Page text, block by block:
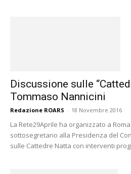
Discussione sulle
Tommaso Nannicini
Redazione ROARS - 18 Novembre 2016
La Rete29Aprile ha organizzato a
sottosegretario alla Presidenza del
sulle Cattedre Natta con interventi